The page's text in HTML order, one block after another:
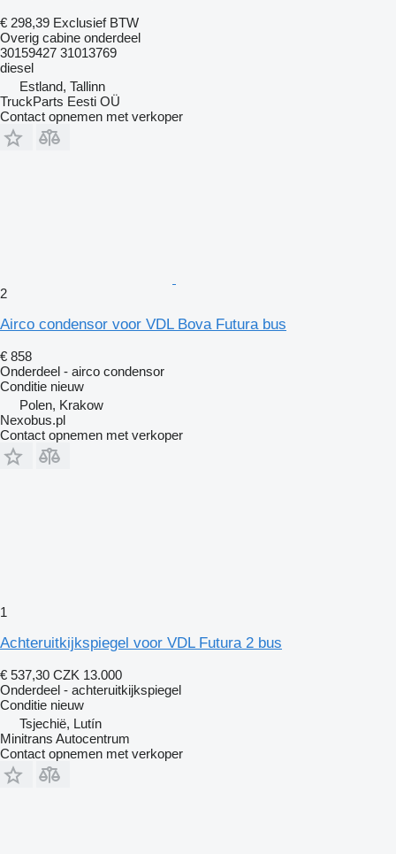
€ 298,39 Exclusief BTW
Overig cabine onderdeel
30159427 31013769
diesel
Estland, Tallinn
TruckParts Eesti OÜ
Contact opnemen met verkoper
2
Airco condensor voor VDL Bova Futura bus
€ 858
Onderdeel - airco condensor
Conditie nieuw
Polen, Krakow
Nexobus.pl
Contact opnemen met verkoper
1
Achteruitkijkspiegel voor VDL Futura 2 bus
€ 537,30 CZK 13.000
Onderdeel - achteruitkijkspiegel
Conditie nieuw
Tsjechië, Lutín
Minitrans Autocentrum
Contact opnemen met verkoper